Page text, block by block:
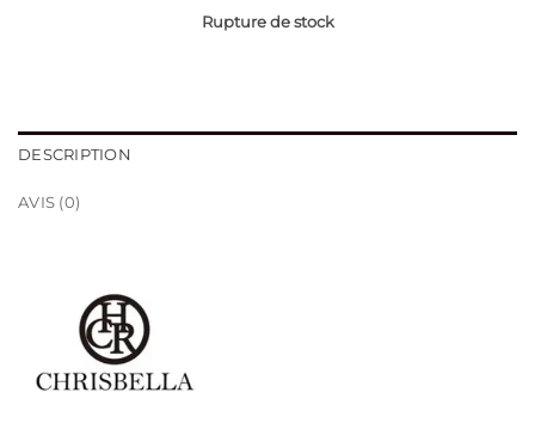
Rupture de stock
DESCRIPTION
AVIS (0)